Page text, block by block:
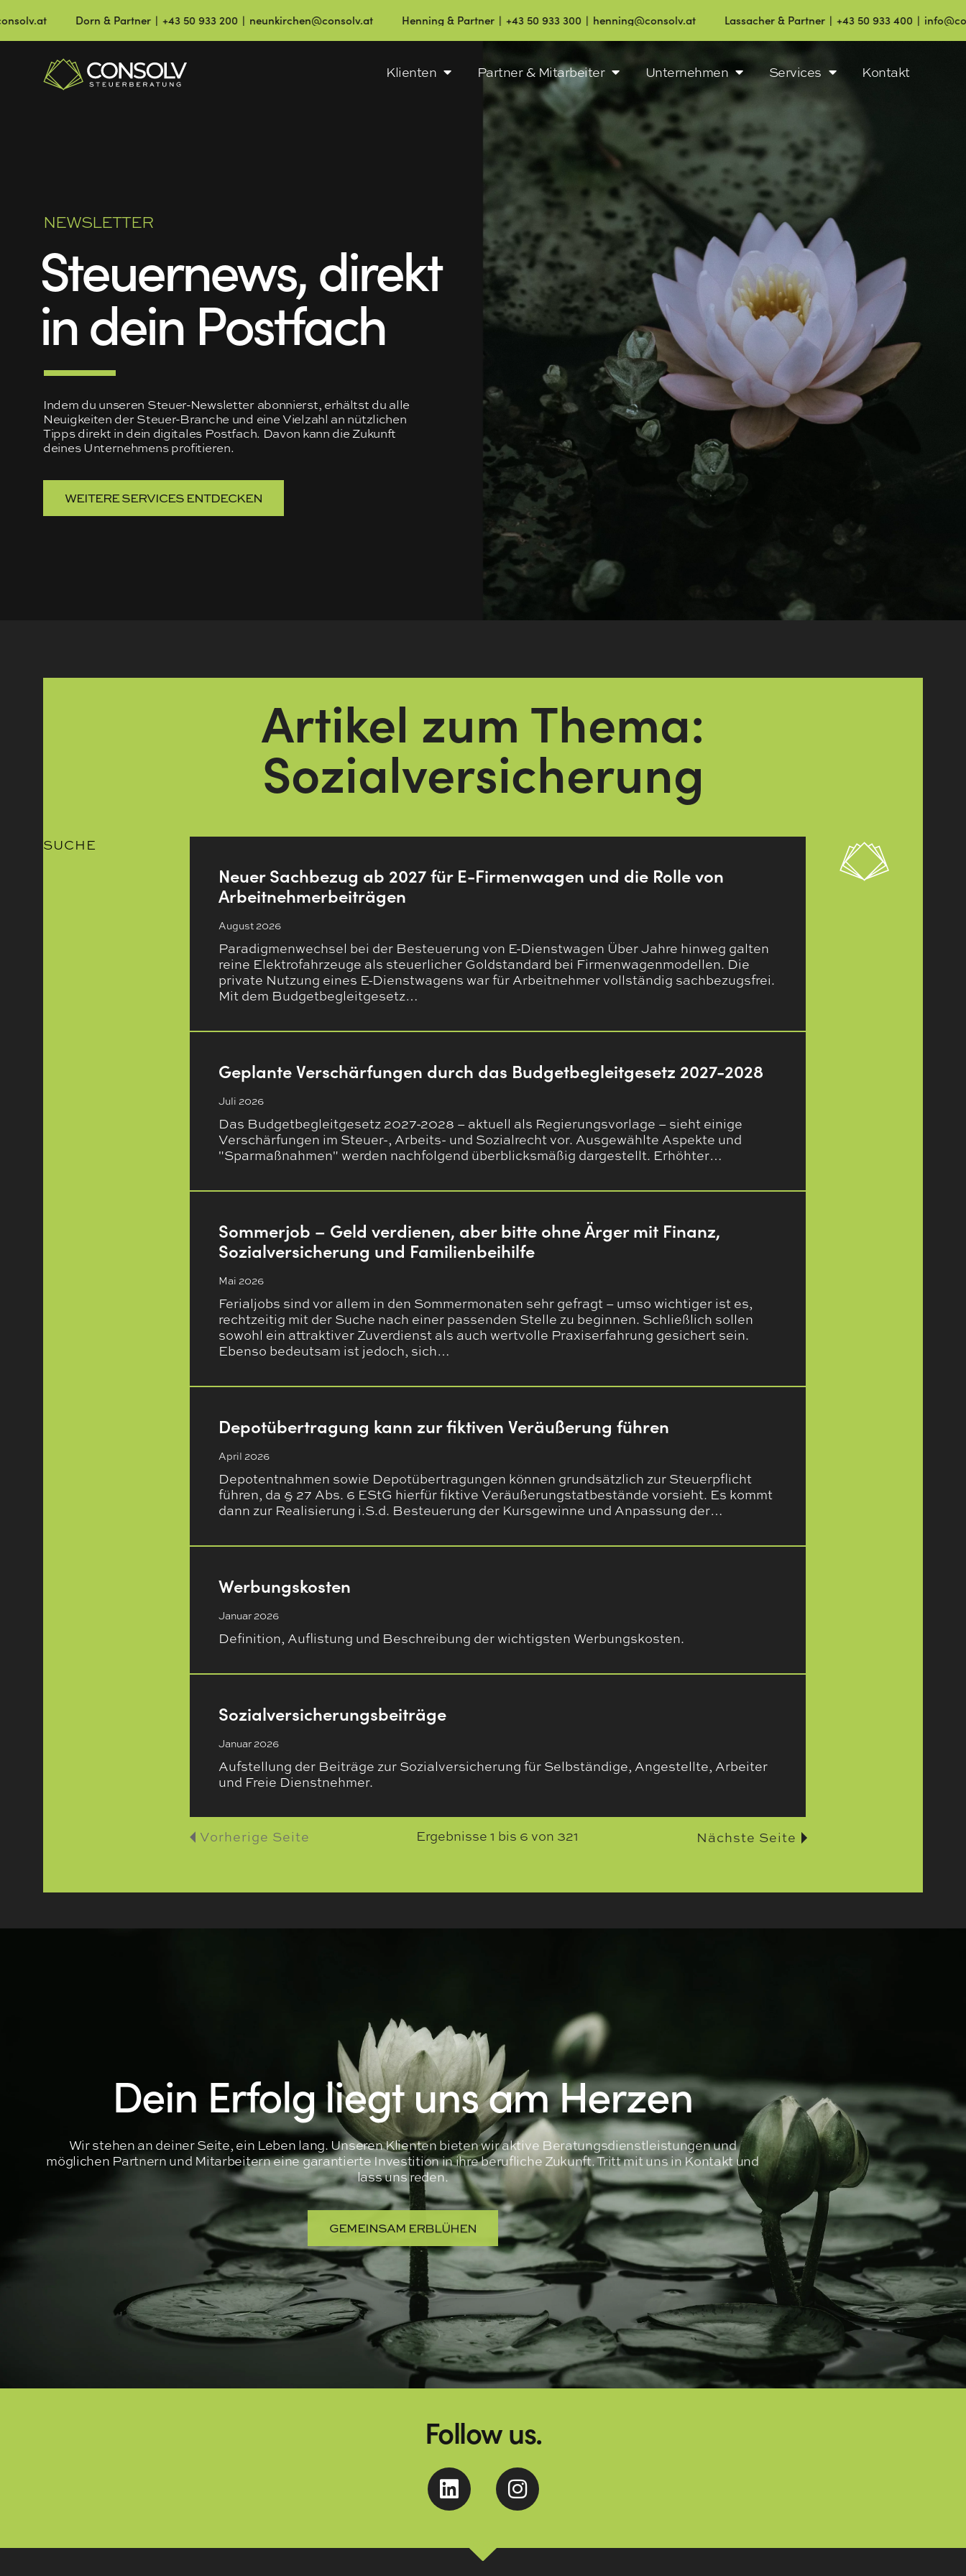
Dorn & Partner ∣ +43 50 933 200 ∣ neunkirchen@consolv.at Henning & Partner ∣ +43 50 933 300 ∣ henning@consolv.at Lassacher & Partner ∣ +43 50 933 400 ∣ info@consolv.at
Klienten Partner & Mitarbeiter Unternehmen Services Kontakt
NEWSLETTER
Steuernews, direkt
in dein Postfach
Indem du unseren Steuer-Newsletter abonnierst, erhältst du alle
Neuigkeiten der Steuer-Branche und eine Vielzahl an nützlichen
Tipps direkt in dein digitales Postfach. Davon kann die Zukunft
deines Unternehmens profitieren.
WEITERE SERVICES ENTDECKEN
Artikel zum Thema:
Sozialversicherung
SUCHE
Neuer Sachbezug ab 2027 für E-Firmenwagen und die Rolle von
Arbeitnehmer​­beiträgen
August 2026
Paradigmenwechsel bei der Besteuerung von E-Dienstwagen Über Jahre hinweg galten
reine Elektrofahrzeuge als steuerlicher Goldstandard bei Firmenwagenmodellen. Die
private Nutzung eines E-Dienstwagens war für Arbeitnehmer vollständig sachbezugsfrei.
Mit dem Budgetbegleitgesetz…
Geplante Verschärfungen durch das Budgetbegleitgesetz 2027-2028
Juli 2026
Das Budgetbegleitgesetz 2027-2028 – aktuell als Regierungsvorlage – sieht einige
Verschärfungen im Steuer-, Arbeits- und Sozialrecht vor. Ausgewählte Aspekte und
"Sparmaßnahmen" werden nachfolgend überblicksmäßig dargestellt. Erhöhter…
Sommerjob – Geld verdienen, aber bitte ohne Ärger mit Finanz,
Sozialversicherung und Familienbeihilfe
Mai 2026
Ferialjobs sind vor allem in den Sommermonaten sehr gefragt – umso wichtiger ist es,
rechtzeitig mit der Suche nach einer passenden Stelle zu beginnen. Schließlich sollen
sowohl ein attraktiver Zuverdienst als auch wertvolle Praxiserfahrung gesichert sein.
Ebenso bedeutsam ist jedoch, sich…
Depotübertragung kann zur fiktiven Veräußerung führen
April 2026
Depotentnahmen sowie Depotübertragungen können grundsätzlich zur Steuerpflicht
führen, da § 27 Abs. 6 EStG hierfür fiktive Veräußerungstatbestände vorsieht. Es kommt
dann zur Realisierung i.S.d. Besteuerung der Kursgewinne und Anpassung der…
Werbungskosten
Januar 2026
Definition, Auflistung und Beschreibung der wichtigsten Werbungskosten.
Sozialversicherungsbeiträge
Januar 2026
Aufstellung der Beiträge zur Sozialversicherung für Selbständige, Angestellte, Arbeiter
und Freie Dienstnehmer.
Vorherige Seite Ergebnisse1 bis 6 von 321 Nächste Seite
Dein Erfolg liegt uns am Herzen
Wir stehen an deiner Seite, ein Leben lang. Unseren Klienten bieten wir aktive Beratungsdienstleistungen und
möglichen Partnern und Mitarbeitern eine garantierte Investition in ihre berufliche Zukunft. Tritt mit uns in Kontakt und
lass uns reden.
GEMEINSAM ERBLÜHEN
Follow us.